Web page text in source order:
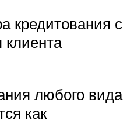
кредитования с
любого вида
как